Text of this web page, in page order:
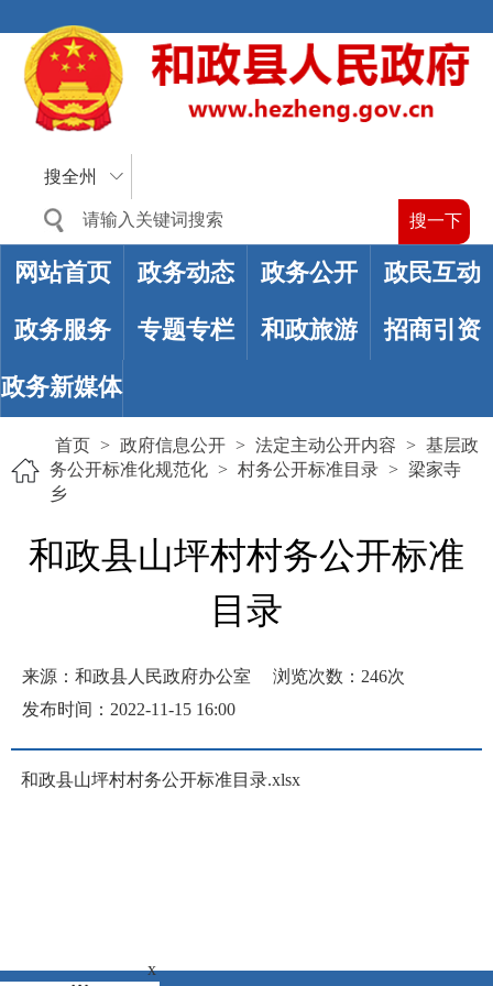
搜全州
网站首页 政务动态 政务公开 政民互动
政务服务 专题专栏 和政旅游 招商引资
政务新媒体
首页 > 政府信息公开 > 法定主动公开内容 > 基层政
务公开标准化规范化 > 村务公开标准目录 > 梁家寺
乡
和政县山坪村村务公开标准
目录
来源：和政县人民政府办公室 浏览次数： 246次
发布时间：2022-11-15 16:00
和政县山坪村村务公开标准目录.xlsx
x